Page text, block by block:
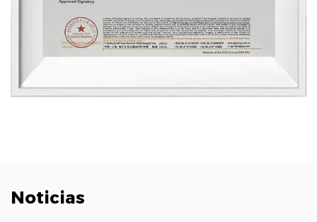
Noticias